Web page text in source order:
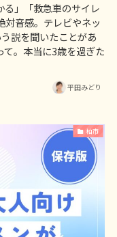
る」「救急車のサイレ
対音感。テレビやネッ
説を聞いたことがあ
。本当に3歳を過ぎた
平田みどり
柏市